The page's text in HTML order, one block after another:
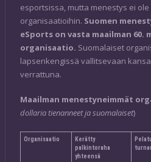
esportsissa, mutta menestys ei
organisaatioihin. Suomen
eSports on vasta maailman 60.
organisaatio. Suomalaiset
lapsenkengissä vallitsevaan
verrattuna.
Maailman menestyneimmät
dollaria tienanneet ja suomalaiset)
Organisaatio
Kerätty
palkintoraha
yhteensä